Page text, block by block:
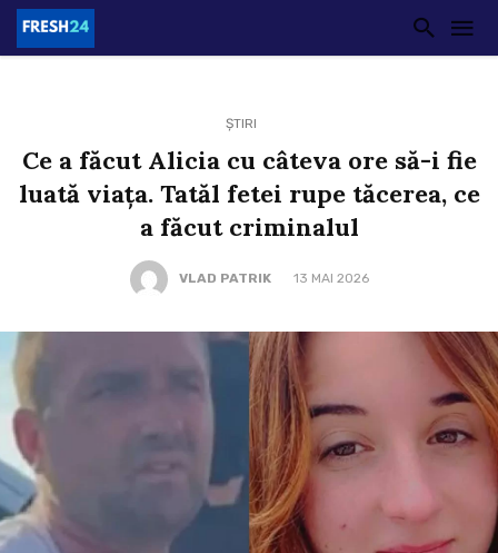
ȘTIRI
Ce a făcut Alicia cu câteva ore să-i fie
luată viața. Tatăl fetei rupe tăcerea, ce
a făcut criminalul
VLAD PATRIK 13 MAI 2026